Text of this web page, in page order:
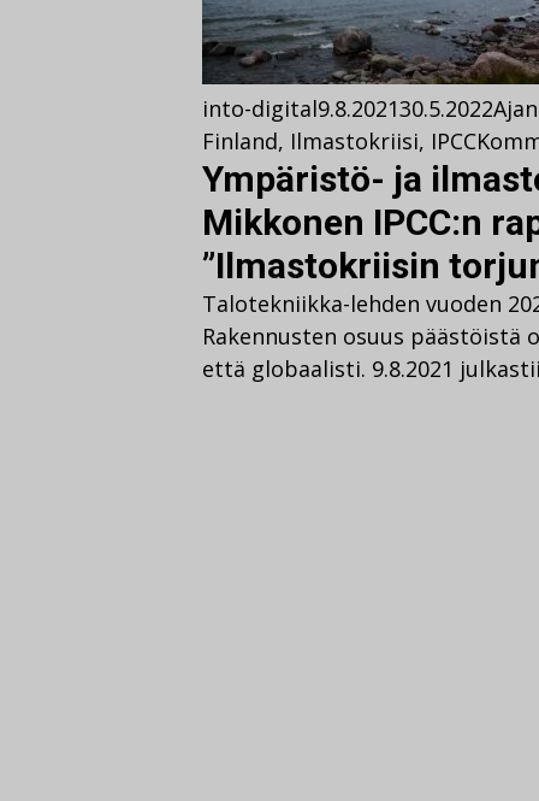
into-digital9.8.202130.5.2022
Finland, Ilmastokriisi, IPCC
Ympäristö- ja
Mikkonen IPCC:n
”Ilmastokriisin
Talotekniikka-lehden vuoden
Rakennusten osuus päästöistä
että globaalisti. 9.8.2021